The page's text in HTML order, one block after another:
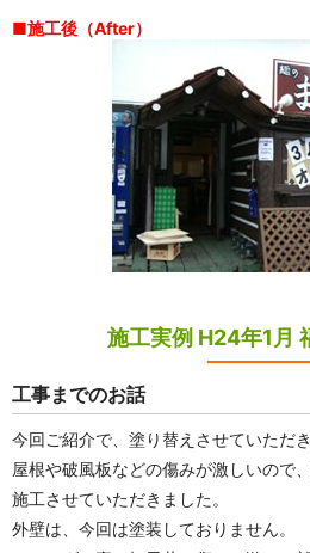
■施工後（After）
施工実例 H24年1月
工事までのお話
今回ご紹介で、塗り替えさせていただき
屋根や破風板などの傷みが激しいので
施工させていただきました。
外壁は、今回は塗装しておりません。